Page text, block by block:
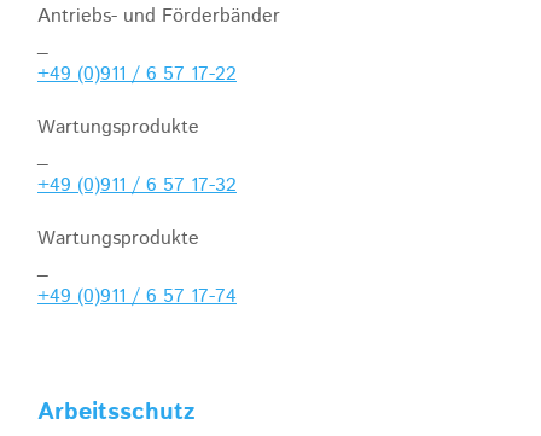
Antriebs- und Förderbänder
+49 (0)911 / 6 57 17-22
Wartungsprodukte
+49 (0)911 / 6 57 17-32
Wartungsprodukte
+49 (0)911 / 6 57 17-74
Arbeitsschutz